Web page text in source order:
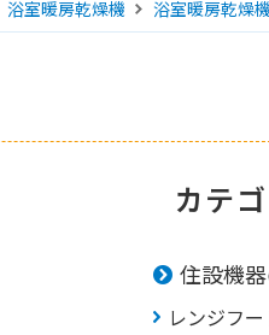
浴室暖房乾燥機 浴室暖房乾燥機
カテ
住設機
レンジフー